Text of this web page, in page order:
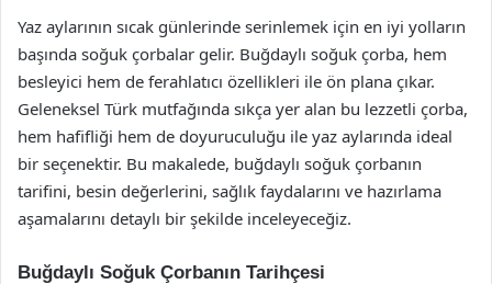
Yaz aylarının sıcak günlerinde serinlemek için en iyi yolların
başında soğuk çorbalar gelir. Buğdaylı soğuk çorba, hem
besleyici hem de ferahlatıcı özellikleri ile ön plana çıkar.
Geleneksel Türk mutfağında sıkça yer alan bu lezzetli çorba,
hem hafifliği hem de doyuruculuğu ile yaz aylarında ideal
bir seçenektir. Bu makalede, buğdaylı soğuk çorbanın
tarifini, besin değerlerini, sağlık faydalarını ve hazırlama
aşamalarını detaylı bir şekilde inceleyeceğiz.
Buğdaylı Soğuk Çorbanın Tarihçesi